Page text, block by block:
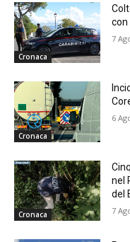
Cronaca
con
7
Cronaca
6
Cronaca
nel
del
7